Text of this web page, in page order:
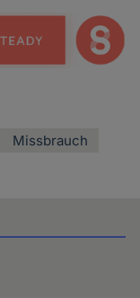
Missbrauch